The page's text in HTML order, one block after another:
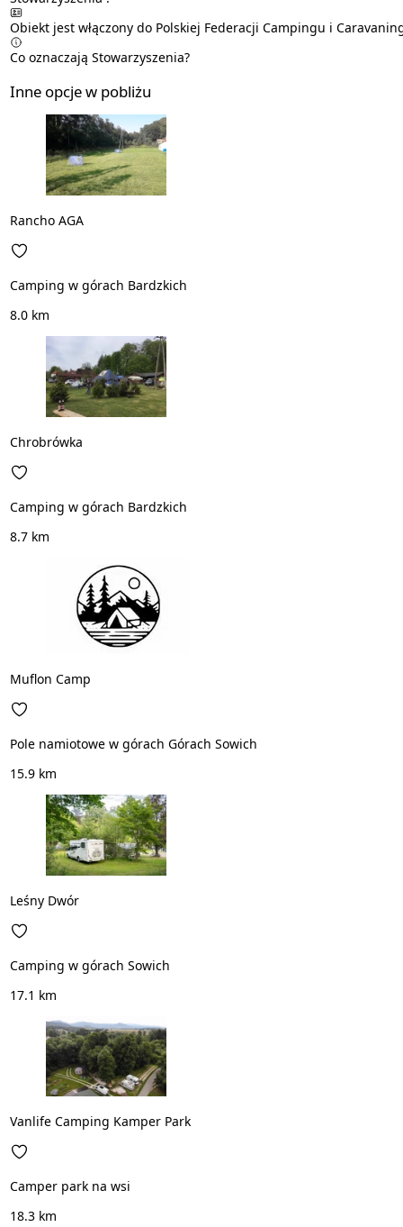
Obiekt jest włączony do Polskiej Federacji Campingu i
Co oznaczają Stowarzyszenia?
Inne opcje w pobliżu
Rancho AGA
Camping w górach Bardzkich
8.0 km
Chrobrówka
Camping w górach Bardzkich
8.7 km
Muflon Camp
Pole namiotowe w górach Górach Sowich
15.9 km
Leśny Dwór
Camping w górach Sowich
17.1 km
Vanlife Camping Kamper Park
Camper park na wsi
18.3 km